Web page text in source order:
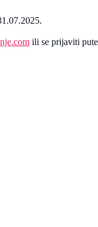
ili se prijaviti